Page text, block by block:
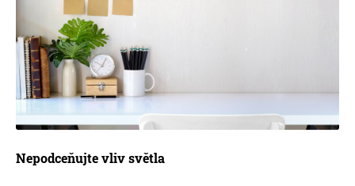
Nepodceňujte vliv světla